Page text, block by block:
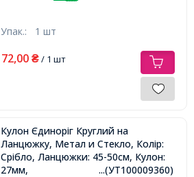
Упак.: 1 шт
72,00 ₴/ 1 шт
Кулон Єдиноріг Круглий на
Ланцюжку, Метал и Стекло, Колір:
Срібло, Ланцюжки: 45-50см, Кулон:
27мм,
...(УТ100009360)